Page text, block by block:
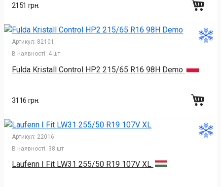
2151 грн.
Артикул: 82101
В наявності: 4 шт
Fulda Kristall Control HP2 215/65 R16 98H Demo
3116 грн.
Артикул: 22016
В наявності: 38 шт
Laufenn I Fit LW31 255/50 R19 107V XL